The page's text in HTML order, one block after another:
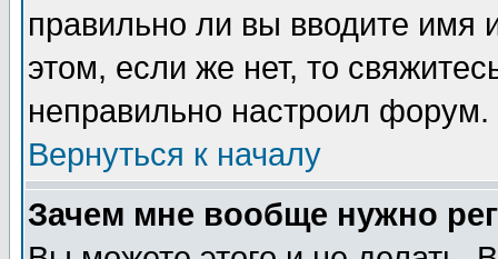
правильно ли вы вводите
этом, если же нет, то
неправильно настроил форум.
Вернуться к началу
Зачем мне вообще нужно